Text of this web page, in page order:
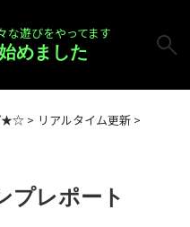
な遊びをやってます
めました
★☆ > リアルタイム更新 >
プレポート